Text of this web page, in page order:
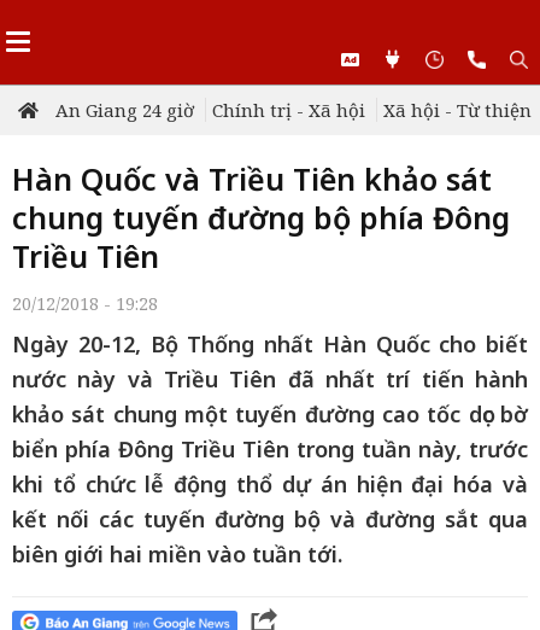
An Giang 24 giờ Chính trị - Xã hội Xã hội - Từ thiện
Hàn Quốc và Triều Tiên khảo sát
chung tuyến đường bộ phía Đông
Triều Tiên
20/12/2018 - 19:28
Ngày 20-12, Bộ Thống nhất Hàn Quốc cho biết
nước này và Triều Tiên đã nhất trí tiến hành
khảo sát chung một tuyến đường cao tốc dọc bờ
biển phía Đông Triều Tiên trong tuần này, trước
khi tổ chức lễ động thổ dự án hiện đại hóa và
kết nối các tuyến đường bộ và đường sắt qua
biên giới hai miền vào tuần tới.